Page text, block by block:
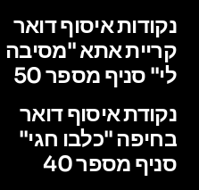
נקודות איסוף דואר
קריית אתא "מסיבה
לי" סניף מספר 50
נקודת איסוף דואר
בחיפה "כלבו חגי"
סניף מספר 40